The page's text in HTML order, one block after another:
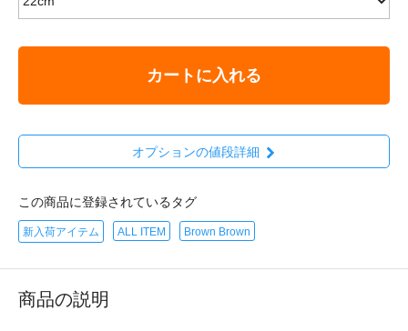
カートに入れる
オプションの値段詳細
この商品に登録されているタグ
新入荷アイテム ALL ITEM Brown Brown
商品の説明